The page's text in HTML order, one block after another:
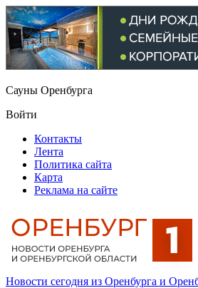
Сауны Оренбурга
Войти
Контакты
Лента
Политика сайта
Карта
Реклама на сайте
Новости сегодня из Оренбурга и